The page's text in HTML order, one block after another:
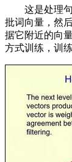
这是处理句
批词向量，然
据它附近的向
方式训练，训